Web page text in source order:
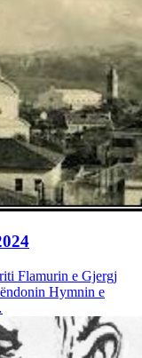
Flamurin e Gjergj
Hymnin e